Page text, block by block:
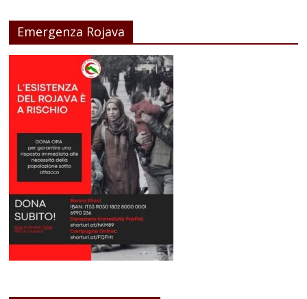
Emergenza Rojava